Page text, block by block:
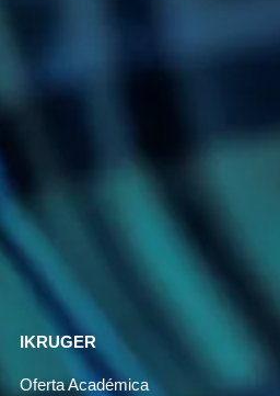
IKRUGER
Oferta Académica